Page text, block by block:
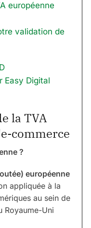
européenne
validation de
Easy Digital
la TVA
commerce
?
européenne
appliquée à la
au sein de
Royaume-Uni